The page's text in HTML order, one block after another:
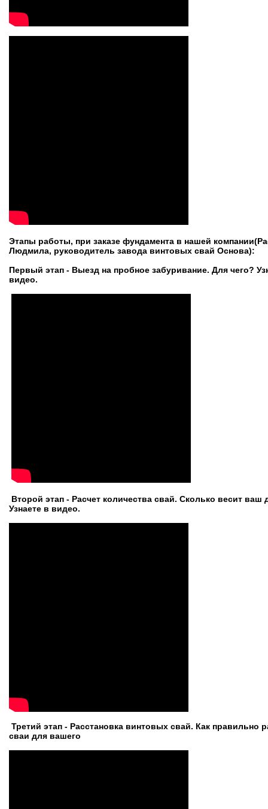
Этапы работы, при заказе фундамента в нашей
Людмила, руководитель завода винтовых свай Основа):
Первый этап - Выезд на пробное забуривание. Для чего?
видео.
Второй этап - Расчет количества свай. Сколько весит ваш
Узнаете в видео.
Третий этап - Расстановка винтовых свай. Как правильно
сваи для вашего